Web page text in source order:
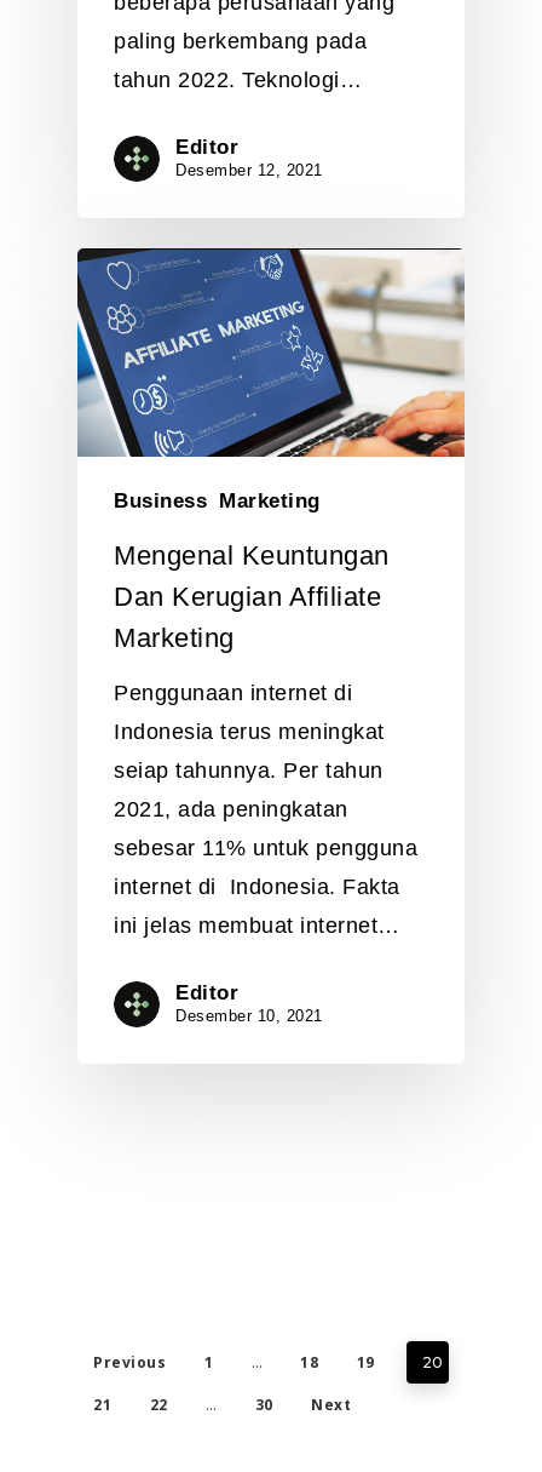
paling berkembang pada
tahun 2022. Teknologi…
Editor
Desember 12, 2021
Business Marketing
Mengenal Keuntungan
Dan Kerugian Affiliate
Marketing
Penggunaan internet di
Indonesia terus meningkat
seiap tahunnya. Per tahun
2021, ada peningkatan
sebesar 11% untuk pengguna
internet di Indonesia. Fakta
ini jelas membuat internet…
Editor
Desember 10, 2021
Previous 1 … 18 19 20
21 22 … 30 Next